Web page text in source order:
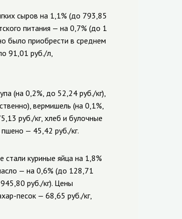
сыров на 1,1% (до 793,85
питания — на 0,7% (до 1
было приобрести в среднем
91,01 руб./л,
(на 0,2%, до 52,24 руб./кг),
вермишель (на 0,1%,
руб./кг, хлеб и булочные
— 45,42 руб./кг.
куриные яйца на 1,8%
— на 0,6% (до 128,71
руб./кг). Цены
песок — 68,65 руб./кг,